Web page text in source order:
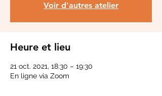
Voir d'autres atelier
Heure et lieu
21 oct. 2021, 18:30 – 19:30
En ligne via Zoom